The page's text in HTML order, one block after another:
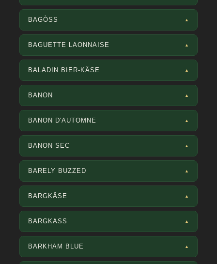
BAGÒSS ▲
BAGUETTE LAONNAISE ▲
BALADIN BIER-KÄSE ▲
BANON ▲
BANON D'AUTOMNE ▲
BANON SEC ▲
BARELY BUZZED ▲
BARGKÄSE ▲
BARGKASS ▲
BARKHAM BLUE ▲